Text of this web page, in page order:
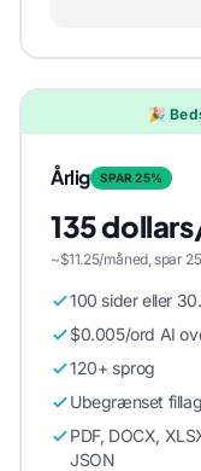
🎉
Årlig SPAR 25%
135
~$11.25/måned, spar
100 sider eller
$0.005/ord AI
120+ sprog
Ubegrænset
PDF, DOCX,
JSON